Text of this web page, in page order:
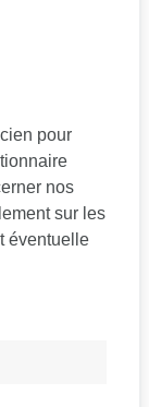
pour
nos
sur les
éventuelle